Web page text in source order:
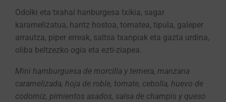
Odolki eta txahal hanburgesa txikia, sagar
karamelizatua, haritz hostoa, tomatea, tipula, galeper
arrautza, piper erreak, saltsa txanpiak eta gazta urdina,
oliba beltzezko ogia eta ezti-ziapea.
Mini hamburguesa de morcilla y ternera, manzana
caramelizada, hoja de roble, tomate, cebolla, huevo de
codorniz, pimientos asados, salsa de champis y queso